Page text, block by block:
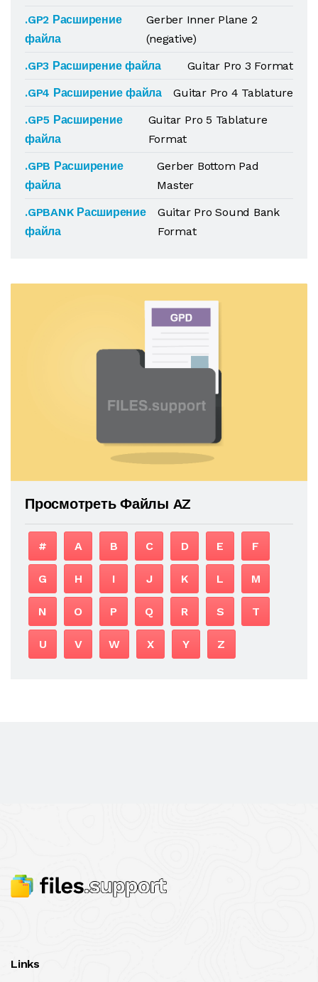
.GP2 Расширение
файла
Gerber Inner Plane 2
(negative)
.GP3 Расширение файла
Guitar Pro 3 Format
.GP4 Расширение файла
Guitar Pro 4 Tablature
.GP5 Расширение
файла
Guitar Pro 5 Tablature
Format
.GPB Расширение
файла
Gerber Bottom Pad
Master
.GPBANK Расширение
файла
Guitar Pro Sound Bank
Format
Просмотреть Файлы AZ
# A B C D E F
G H I J K L M
N O P Q R S T
U V W X Y Z
Links